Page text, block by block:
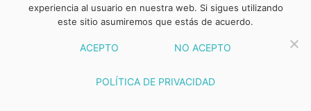
experiencia al usuario en nuestra web. Si sigues utilizando
este sitio asumiremos que estás de acuerdo.
ACEPTO NO ACEPTO
POLÍTICA DE PRIVACIDAD